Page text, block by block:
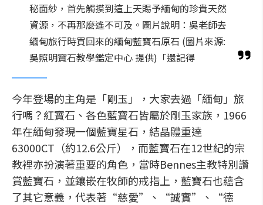
秘面紗，首先觸摸到這上天賜予緬甸的珍貴天然
資源，不再那麼遙不可及。圖片說明：吳老師去
緬甸旅行時買回來的緬甸藍寶石原石 (圖片來源:
吳照明寶石教學鑑定中心 提供)「還記得
今年登場的主角是「剛玉」，大家去過「緬甸」旅
行嗎？紅寶石、各色藍寶石皆屬於剛玉家族，1966
年在緬甸發現一個藍寶星石，結晶體重達
63000CT（約12.6公斤），而藍寶石在12世紀的宗
教裡亦扮演著重要的角色，當時Bennes主教特別讚
賞藍寶石，並鑲嵌在牧師的戒指上，藍寶石也蘊含
了其它意義，代表著“慈愛”、“誠實”、“德